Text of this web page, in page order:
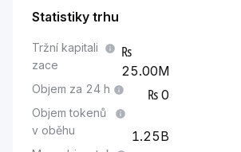
Statistiky trhu
Tržní kapitali
zace
25.00M
Objem za 24 h 0
Objem tokenů
v oběhu
1.25B